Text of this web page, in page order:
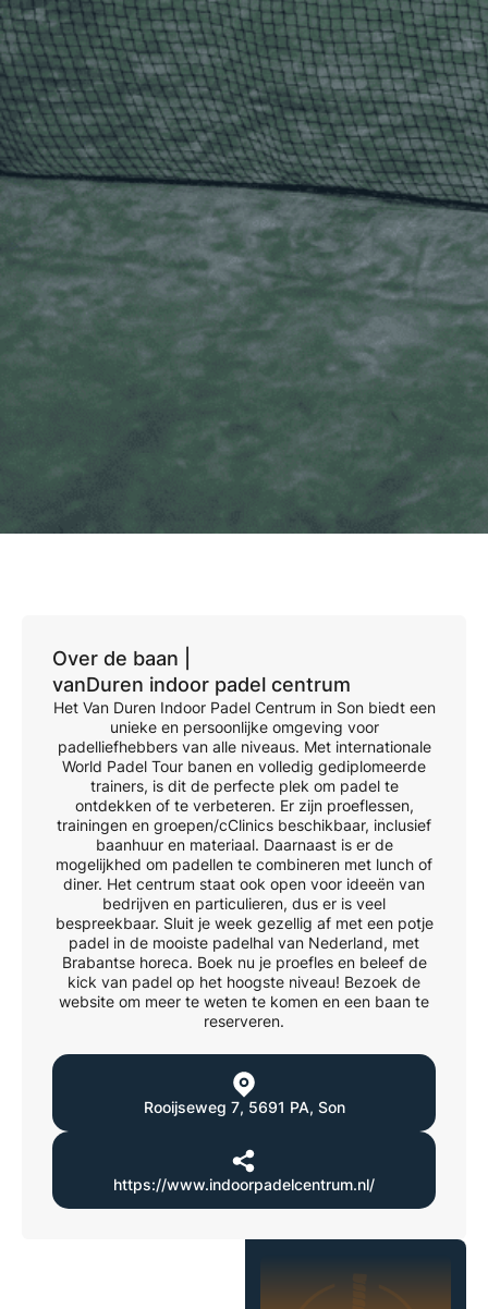
Over de baan |
vanDuren indoor padel centrum
Het Van Duren Indoor Padel Centrum in Son biedt een
unieke en persoonlijke omgeving voor
padelliefhebbers van alle niveaus. Met internationale
World Padel Tour banen en volledig gediplomeerde
trainers, is dit de perfecte plek om padel te
ontdekken of te verbeteren. Er zijn proeflessen,
trainingen en groepen/cClinics beschikbaar, inclusief
baanhuur en materiaal. Daarnaast is er de
mogelijkhed om padellen te combineren met lunch of
diner. Het centrum staat ook open voor ideeën van
bedrijven en particulieren, dus er is veel
bespreekbaar. Sluit je week gezellig af met een potje
padel in de mooiste padelhal van Nederland, met
Brabantse horeca. Boek nu je proefles en beleef de
kick van padel op het hoogste niveau! Bezoek de
website om meer te weten te komen en een baan te
reserveren.
Rooijseweg 7, 5691 PA, Son
https://www.indoorpadelcentrum.nl/